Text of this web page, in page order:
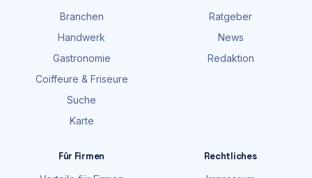
Branchen
Handwerk
Gastronomie
Coiffeure & Friseure
Suche
Karte
Ratgeber
News
Redaktion
Für Firmen
Rechtliches